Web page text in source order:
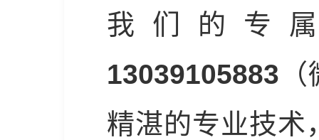
我们的专
13039105883
精湛的专业技术